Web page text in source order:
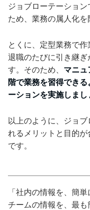
ジョブローテーショ
ため、業務の属人化を
とくに、定型業務で
退職のたびに引き継
す。そのため、 マニュ
階で業務を習得でき
ーションを実施しまし
以上のように、ジョ
れるメリットと目的
です。
「社内の情報を、簡
チームの情報を、最も